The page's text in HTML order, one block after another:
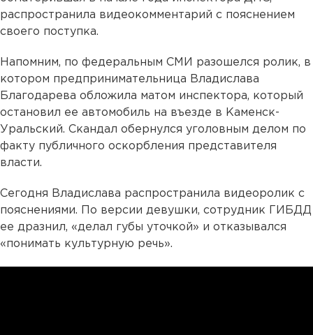
распространила видеокомментарий с пояснением
своего поступка.
Напомним, по федеральным СМИ разошелся ролик, в
котором предпринимательница Владислава
Благодарева обложила матом инспектора, который
остановил ее автомобиль на въезде в Каменск-
Уральский. Скандал обернулся уголовным делом по
факту публичного оскорбления представителя
власти.
Сегодня Владислава распространила видеоролик с
пояснениями. По версии девушки, сотрудник ГИБДД
ее дразнил, «делал губы уточкой» и отказывался
«понимать культурную речь».